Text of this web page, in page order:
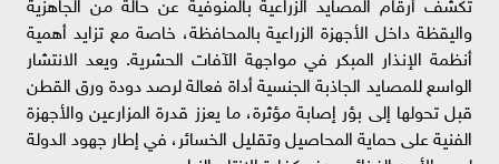
واليقظة داخل الأجهزة الزراعية بالمحافظة، خاصة مع تزايد أهمية
أنظمة الإنذار المبكر في مواجهة الآفات الحشرية. ويعد الانتشار
الواسع للمصايد الجاذبة الجنسية أداة فعالة لرصد دودة ورق القطن
قبل تحولها إلى بؤر إصابة مؤثرة، ما يعزز قدرة المزارعين والأجهزة
الفنية على حماية المحاصيل وتقليل الخسائر، في إطار جهود الدولة